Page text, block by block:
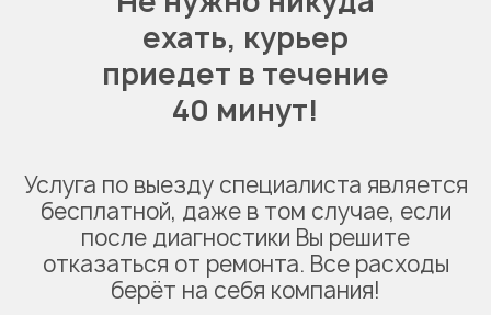
ехать, курьер
приедет в течение
40 минут!
Услуга по выезду специалиста является
бесплатной, даже в том случае, если
после диагностики Вы решите
отказаться от ремонта. Все расходы
берёт на себя компания!